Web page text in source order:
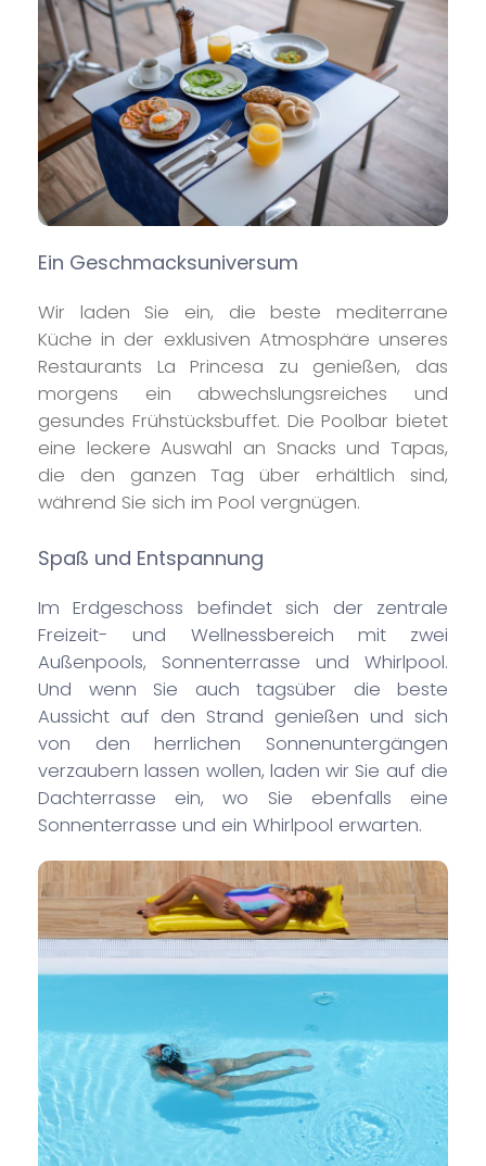
Ein Geschmacksuniversum
Wir laden Sie ein, die beste mediterrane
Küche in der exklusiven Atmosphäre unseres
Restaurants La Princesa zu genießen, das
morgens ein abwechslungsreiches und
gesundes Frühstücksbuffet. Die Poolbar bietet
eine leckere Auswahl an Snacks und Tapas,
die den ganzen Tag über erhältlich sind,
während Sie sich im Pool vergnügen.
Spaß und Entspannung
Im Erdgeschoss befindet sich der zentrale
Freizeit- und Wellnessbereich mit zwei
Außenpools, Sonnenterrasse und Whirlpool.
Und wenn Sie auch tagsüber die beste
Aussicht auf den Strand genießen und sich
von den herrlichen Sonnenuntergängen
verzaubern lassen wollen, laden wir Sie auf die
Dachterrasse ein, wo Sie ebenfalls eine
Sonnenterrasse und ein Whirlpool erwarten.